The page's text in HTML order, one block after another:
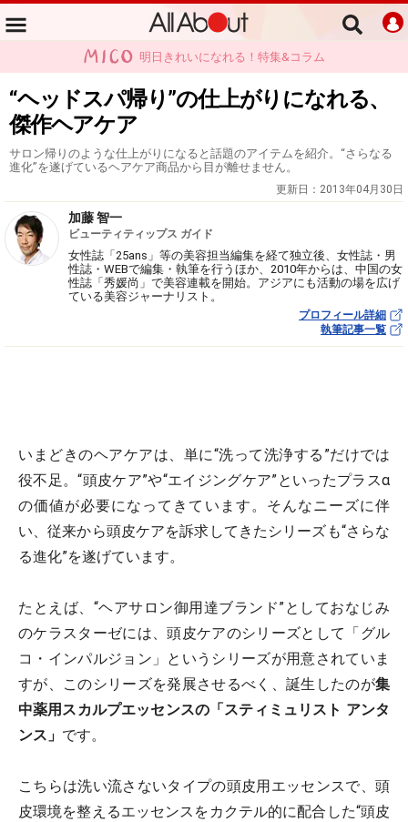
明日きれいになれる！特集&コラム
“ヘッドスパ帰り”の仕上がりになれる、
傑作ヘアケア
サロン帰りのような仕上がりになると話題のアイテムを紹介。“さらなる
進化”を遂げているヘアケア商品から目が離せません。
更新日： 2013年04月30日
加藤 智一
ビューティティップス ガイド
女性誌「25ans」等の美容担当編集を経て独立後、女性誌・男
性誌・WEBで編集・執筆を行うほか、2010年からは、中国の女
性誌「秀媛尚」で美容連載を開始。アジアにも活動の場を広げ
ている美容ジャーナリスト。
プロフィール詳細
執筆記事一覧
いまどきのヘアケアは、単に“洗って洗浄する”だけでは
役不足。“頭皮ケア”や“エイジングケア”といったプラスα
の価値が必要になってきています。そんなニーズに伴
い、従来から頭皮ケアを訴求してきたシリーズも“さらな
る進化”を遂げています。
たとえば、“ヘアサロン御用達ブランド”としておなじみ
のケラスターゼには、頭皮ケアのシリーズとして「グル
コ・インパルジョン」というシリーズが用意されていま
すが、このシリーズを発展させるべく、誕生したのが集
中薬用スカルプエッセンスの「スティミュリスト アンタ
ンス」 です。
こちらは洗い流さないタイプの頭皮用エッセンスで、頭
皮環境を整えるエッセンスをカクテル的に配合した“頭皮